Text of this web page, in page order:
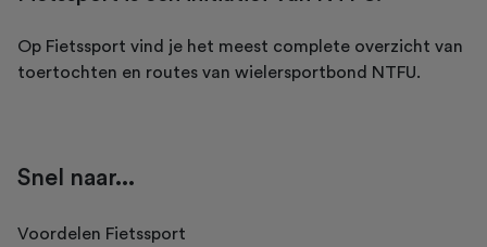
Op Fietssport vind je het meest complete overzicht van
toertochten en routes van wielersportbond NTFU.
Snel naar...
Voordelen Fietssport